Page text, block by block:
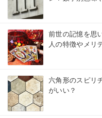
前世の記憶を思
人の特徴やメリ
六角形のスピリ
がいい？